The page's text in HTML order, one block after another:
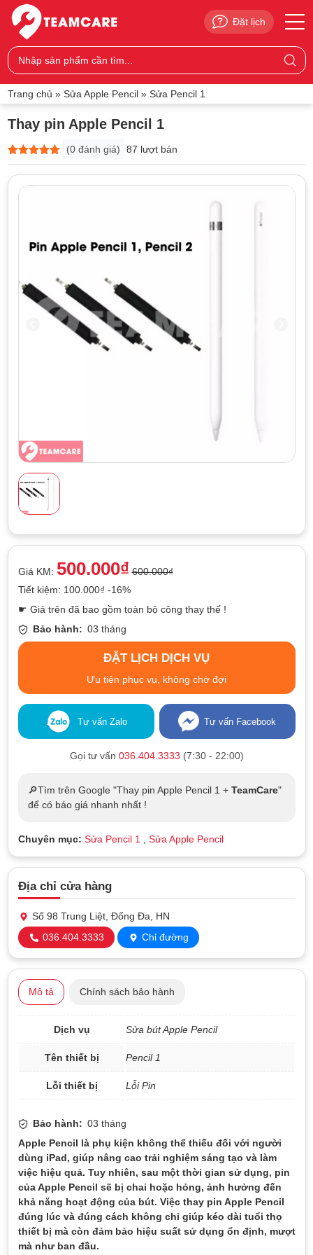
Đặt lịch
Trang chủ » Sửa Apple Pencil» Sửa Pencil 1
Thay pin Apple Pencil 1
5trên 5
dựa trên
0
đánh giá
(0 đánh giá) 87 lượt bán
Giá KM: 500.000₫ 600.000₫
Tiết kiệm: 100.000₫ -16%
☛ Giá trên đã bao gồm toàn bộ công thay thế !
Bảo hành: 03 tháng
ĐẶT LỊCH DỊCH VỤ
Ưu tiên phục vụ, không chờ đợi
Tư vấn Zalo Tư vấn Facebook
Gọi tư vấn 036.404.3333 (7:30 - 22:00)
🔎Tìm trên Google "Thay pin Apple Pencil 1 + TeamCare"
để có báo giá nhanh nhất !
Chuyên mục: Sửa Pencil 1 Sửa Apple Pencil
Địa chỉ cửa hàng
Số 98 Trung Liệt, Đống Đa, HN
036.404.3333
Chỉ đường
Mô tả Chính sách bảo hành
Dịch vụ Sửa bút Apple Pencil
Tên thiết bị Pencil 1
Lỗi thiết bị Lỗi Pin
Bảo hành: 03 tháng
Apple Pencil là phụ kiện không thể thiếu đối với người
dùng iPad, giúp nâng cao trải nghiệm sáng tạo và làm
việc hiệu quả. Tuy nhiên, sau một thời gian sử dụng, pin
của Apple Pencil sẽ bị chai hoặc hỏng, ảnh hưởng đến
khả năng hoạt động của bút. Việc thay pin Apple Pencil
đúng lúc và đúng cách không chỉ giúp kéo dài tuổi thọ
thiết bị mà còn đảm bảo hiệu suất sử dụng ổn định, mượt
mà như ban đầu.